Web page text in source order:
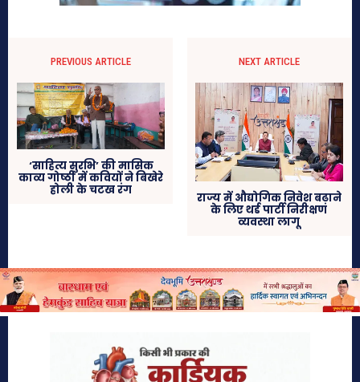
PREVIOUS ARTICLE
‘साहित्य सुरभि’ की मासिक
काव्य गोष्ठी में कवियों ने बिखेरे
होली के चटख रंग
NEXT ARTICLE
राज्य में औद्योगिक निवेश बढ़ाने
के लिए थर्ड पार्टी निरीक्षण
व्यवस्था लागू